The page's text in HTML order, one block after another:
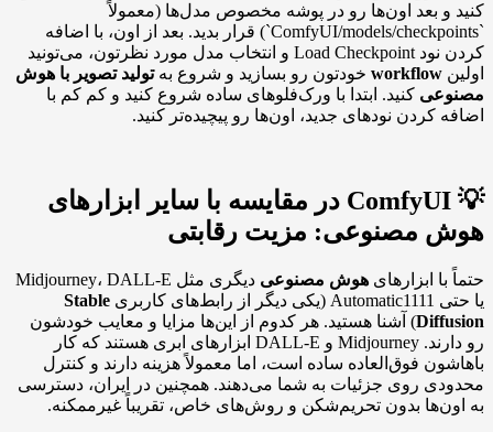
کنید و بعد اون‌ها رو در پوشه مخصوص مدل‌ها (معمولاً
`ComfyUI/models/checkpoints`) قرار بدید. بعد از اون، با اضافه
کردن نود Load Checkpoint و انتخاب مدل مورد نظرتون، می‌تونید
اولین workflow خودتون رو بسازید و شروع بهتولید تصویر با هوش
مصنوعی کنید. ابتدا با ورک‌فلوهای ساده شروع کنید و کم کم با
اضافه کردن نودهای جدید، اون‌ها رو پیچیده‌تر کنید.
💡 ComfyUI در مقایسه با سایر ابزارهای
هوش مصنوعی: مزیت رقابتی
حتماً با ابزارهای هوش مصنوعی
دیگری مثل Midjourney، DALL-E
یا حتی Automatic1111 (یکی دیگر از رابط‌های کاربری
Stable
Diffusion) آشنا هستید. هر کدوم از این‌ها مزایا و معایب خودشون
رو دارند. Midjourney و DALL-E ابزارهای ابری هستند که کار
باهاشون فوق‌العاده ساده است، اما معمولاً هزینه دارند و کنترل
محدودی روی جزئیات به شما می‌دهند. همچنین در ایران، دسترسی
به اون‌ها بدون تحریم‌شکن و روش‌های خاص، تقریباً غیرممکنه.